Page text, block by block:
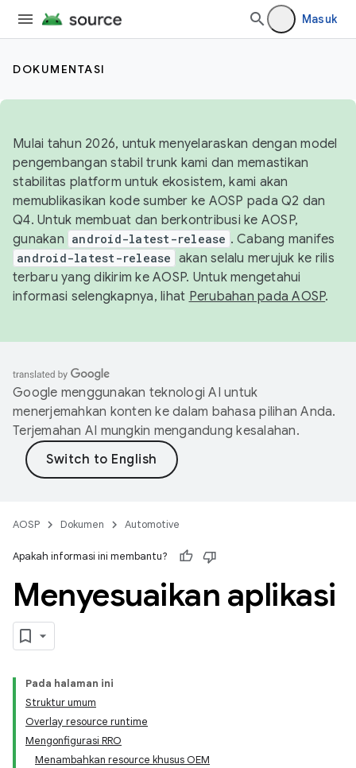
Masuk
DOKUMENTASI
Mulai tahun 2026, untuk menyelaraskan dengan model
pengembangan stabil trunk kami dan memastikan
stabilitas platform untuk ekosistem, kami akan
memublikasikan kode sumber ke AOSP pada Q2 dan
Q4. Untuk membuat dan berkontribusi ke AOSP,
gunakan android-latest-release . Cabang manifes
android-latest-release akan selalu merujuk ke rilis
terbaru yang dikirim ke AOSP. Untuk mengetahui
informasi selengkapnya, lihat Perubahan pada AOSP.
Google menggunakan teknologi AI untuk
menerjemahkan konten ke dalam bahasa pilihan Anda.
Terjemahan AI mungkin mengandung kesalahan.
AOSP Dokumen Automotive
Apakah informasi ini membantu?
Menyesuaikan aplikasi
Pada halaman ini
Struktur umum
Overlay resource runtime
Mengonfigurasi RRO
Menambahkan resource khusus OEM